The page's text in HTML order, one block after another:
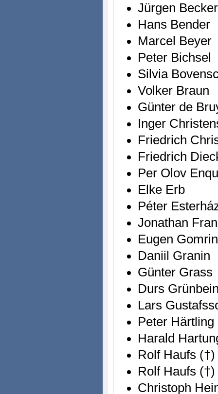
Jürgen Becker
Hans Bender
Marcel Beyer
Peter Bichsel
Silvia
Volker Braun
Günter de
Inger
Friedrich
Friedrich
Per Olov
Elke Erb
Péter
Jonathan
Eugen
Daniil Granin
Günter Grass
Durs
Lars
Peter Härtling
Harald
Rolf Haufs (†)
Rolf Haufs (†)
Christoph